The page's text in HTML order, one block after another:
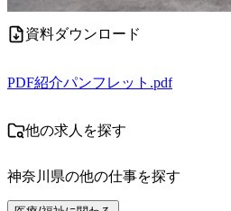
資料ダウンロード
PDF紹介パンフレット.pdf
他の求人を探す
神奈川県の他の仕事を探す